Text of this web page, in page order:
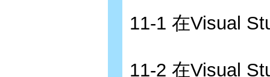
11-1 在Visual
11-2 在Visual